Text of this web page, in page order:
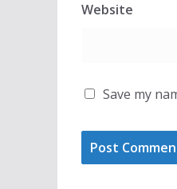
Website
Save my